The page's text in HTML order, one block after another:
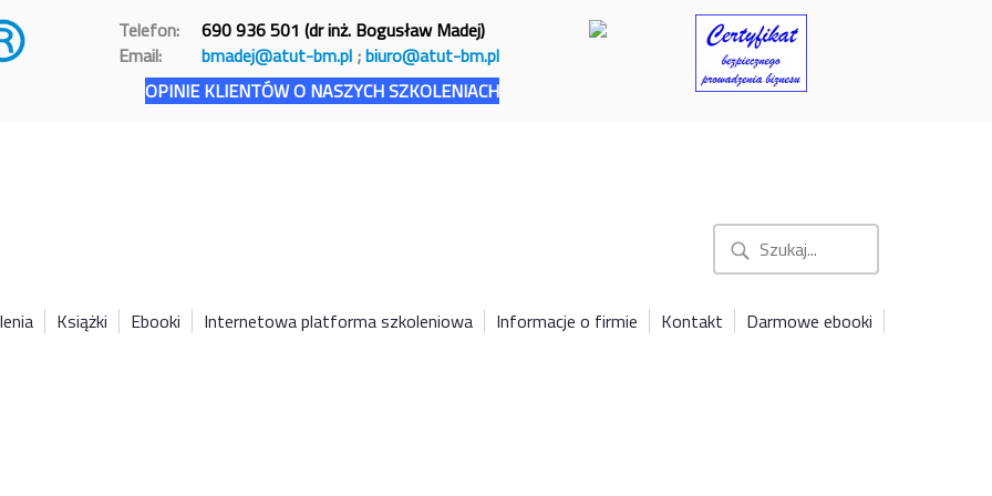
Telefon:
690 936 501 (dr inż. Bogusław Madej)
Email:bmadej@atut-bm.pl ;biuro@atut-bm.pl
OPINIE KLIENTÓW O NASZYCH SZKOLENIACH
Książki Ebooki Internetowa platforma szkoleniowa Informacje o firmie Kontakt Darmowe ebooki